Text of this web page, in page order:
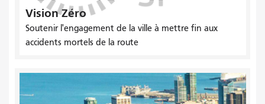
Vision Zéro
Soutenir l'engagement de la ville à mettre fin aux
accidents mortels de la route